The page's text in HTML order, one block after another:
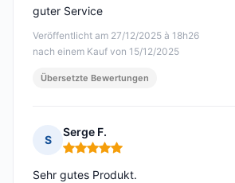
Veröffentlicht am 27/12/2025 à 18h26
nach einem Kauf von 15/12/2025
guter Service
Übersetzte Bewertungen
S
Serge F.
Hinweis: 5 von 5
Sehr gutes Produkt.